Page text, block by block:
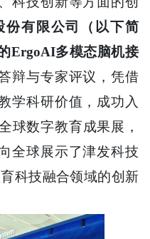
份有限公司（以下简
ErgoAI多模态脑机接
辩与专家评议，凭借
学科研价值，成功入
球数字教育成果展，
全球展示了津发科技
科技融合领域的创新